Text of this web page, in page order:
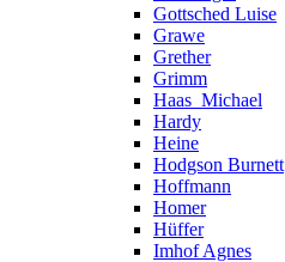
Gottsched Luise
Grawe
Grether
Grimm
Haas_Michael
Hardy
Heine
Hodgson Burnett
Hoffmann
Homer
Hüffer
Imhof Agnes